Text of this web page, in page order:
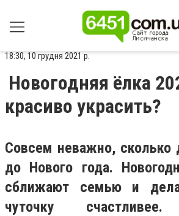
18:30, 10 грудня 2021 р.
Новогодняя ёлка
красиво украсить?
Совсем неважно, сколько
до Нового года.
сближают семью и
чуточку